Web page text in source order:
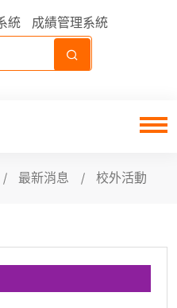
統 成績管理系統
最新消息 校外活動